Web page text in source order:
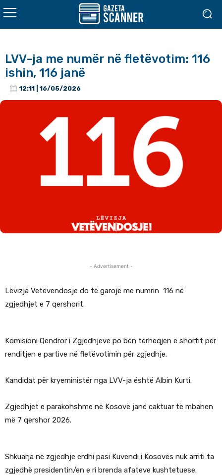
LVV-ja me numër në fletëvotim: 116
ishin, 116 janë
12:11 | 16/05/2026
- Advertisement -
Lëvizja Vetëvendosje do të garojë me numrin 116 në
zgjedhjet e 7 qershorit.
Komisioni Qendror i Zgjedhjeve po bën tërheqjen e shortit për
renditjen e partive në fletëvotimin për zgjedhje.
Kandidat për kryeministër nga LVV-ja është Albin Kurti.
Zgjedhjet e parakohshme në Kosovë janë caktuar të mbahen
më 7 qershor 2026.
Shkuarja në zgjedhje erdhi pasi Kuvendi i Kosovës nuk arriti ta
zgjedhë presidentin/en e ri brenda afateve kushtetuese.